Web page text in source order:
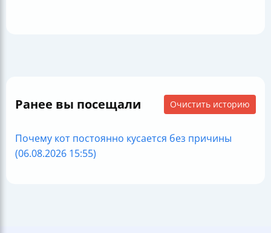
Ранее вы посещали Очистить историю
Почему кот постоянно кусается без причины
(06.08.2026 15:55)